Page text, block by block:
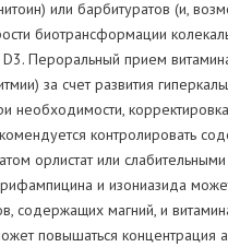
или барбитуратов (и,
биотрансформации
Пероральный прием
за счет развития
контролировать
орлистат или
и изониазида
магний, и
повышаться концентрация